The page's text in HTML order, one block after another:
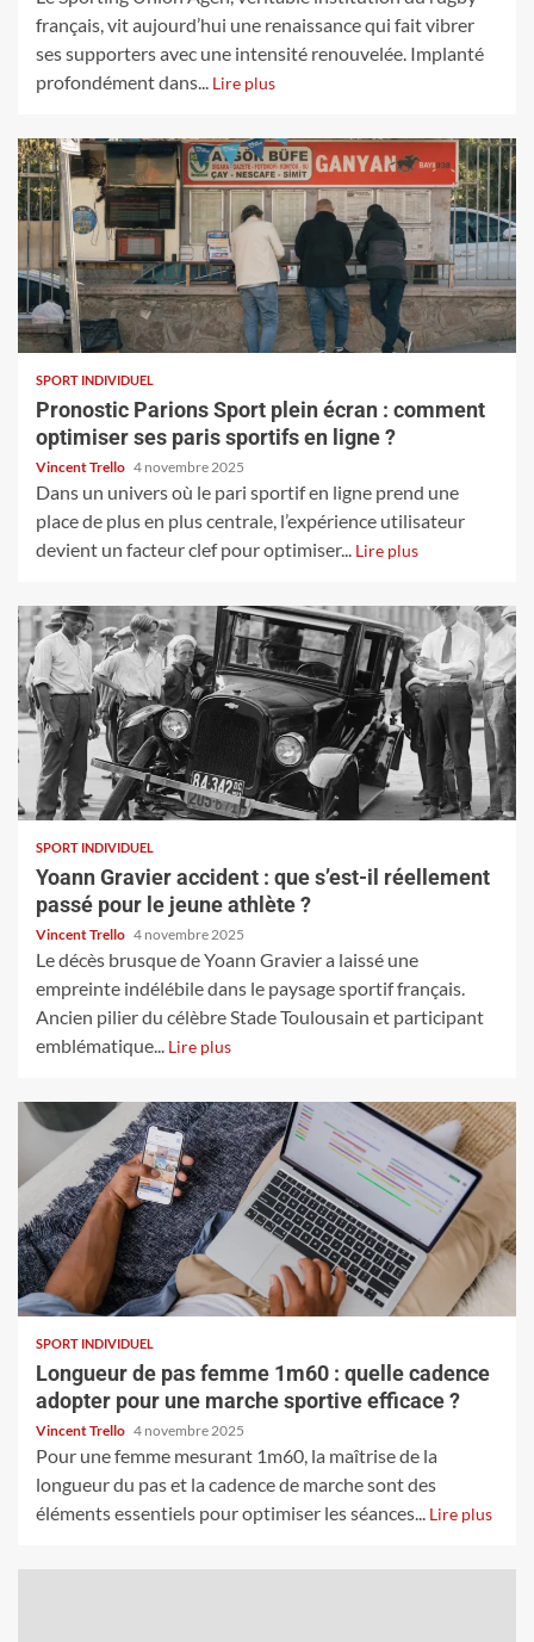
français, vit aujourd’hui une renaissance qui fait vibrer
ses supporters avec une intensité renouvelée. Implanté
profondément dans... Lire plus
SPORT INDIVIDUEL
Pronostic Parions Sport plein écran : comment
optimiser ses paris sportifs en ligne ?
Vincent Trello 4 novembre 2025
Dans un univers où le pari sportif en ligne prend une
place de plus en plus centrale, l’expérience utilisateur
devient un facteur clef pour optimiser... Lire plus
SPORT INDIVIDUEL
Yoann Gravier accident : que s’est-il réellement
passé pour le jeune athlète ?
Vincent Trello 4 novembre 2025
Le décès brusque de Yoann Gravier a laissé une
empreinte indélébile dans le paysage sportif français.
Ancien pilier du célèbre Stade Toulousain et participant
emblématique... Lire plus
SPORT INDIVIDUEL
Longueur de pas femme 1m60 : quelle cadence
adopter pour une marche sportive efficace ?
Vincent Trello 4 novembre 2025
Pour une femme mesurant 1m60, la maîtrise de la
longueur du pas et la cadence de marche sont des
éléments essentiels pour optimiser les séances... Lire plus